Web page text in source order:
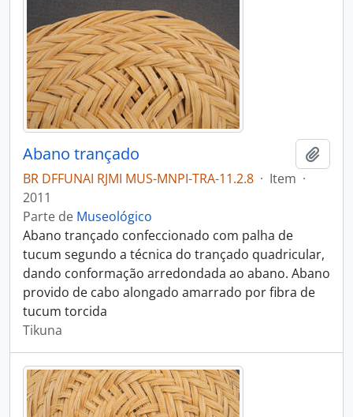
Abano trançado
BR DFFUNAI RJMI MUS-MNPI-TRA-11.2.8 · Item ·
2011
Parte de Museológico
Abano trançado confeccionado com palha de
tucum segundo a técnica do trançado quadricular,
dando conformação arredondada ao abano. Abano
provido de cabo alongado amarrado por fibra de
tucum torcida
Tikuna